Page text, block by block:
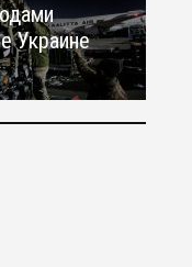
Украине